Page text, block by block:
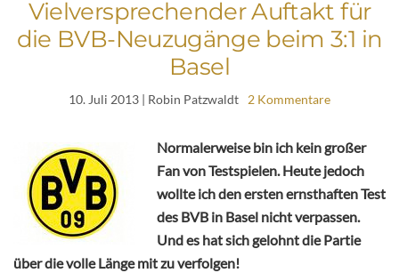
Vielversprechender Auftakt für
die BVB-Neuzugänge beim 3:1 in
Basel
10. Juli 2013 | Robin Patzwaldt 2 Kommentare
Normalerweise bin ich kein großer
Fan von Testspielen. Heute jedoch
wollte ich den ersten ernsthaften Test
des BVB in Basel nicht verpassen.
Und es hat sich gelohnt die Partie
über die volle Länge mit zu verfolgen!